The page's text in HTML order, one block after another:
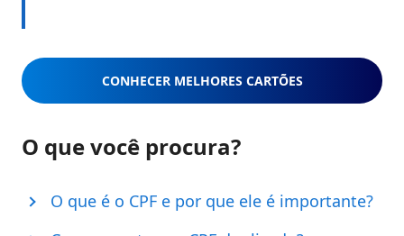
CONHECER MELHORES CARTÕES
O que você procura?
O que é o CPF e por que ele é importante?